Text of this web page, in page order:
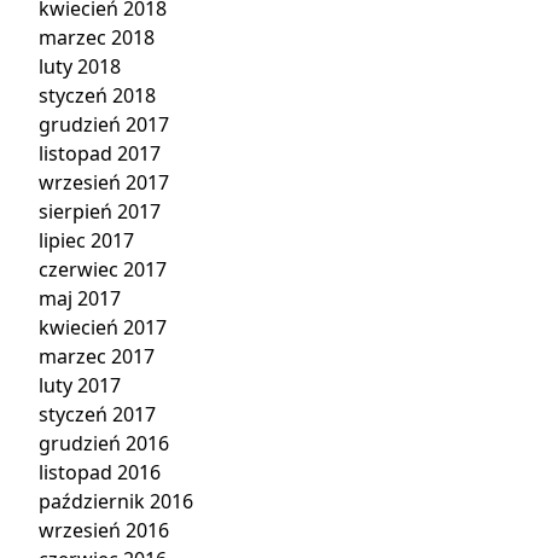
kwiecień 2018
marzec 2018
luty 2018
styczeń 2018
grudzień 2017
listopad 2017
wrzesień 2017
sierpień 2017
lipiec 2017
czerwiec 2017
maj 2017
kwiecień 2017
marzec 2017
luty 2017
styczeń 2017
grudzień 2016
listopad 2016
październik 2016
wrzesień 2016